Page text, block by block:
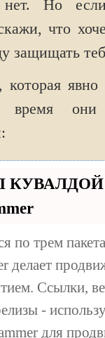
нет. Но
что
защищать
явно
время
КУВАЛДОЙ
по трем
делает
Ссылки,
-
для